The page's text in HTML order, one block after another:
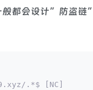
都会设计”防盗
.*$ [NC]